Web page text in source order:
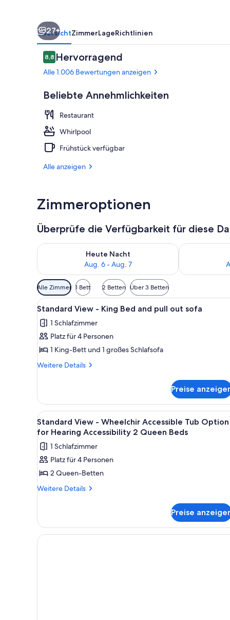
27+
ÜbersichtZimmerLageRichtlinien
Bewertungen
8,88,8 von 10.
Hervorragend
Alle 1.006 Bewertungen anzeigen
Beliebte Annehmlichkeiten
Restaurant
Whirlpool
Frühstück verfügbar
Alle anzeigen
Zimmeroptionen
Überprüfe die Verfügbarkeit für diese
Heute Nacht
Aug. 6 - Aug. 7
Überprüfe die Verfügbarkeit für heute Nacht, Aug. 6
Überprüfe
Verfügbare
Filter
für
Zimmer
Alle Zimmer 1 Bett 2 Betten Über 3 Betten
Alle
Fotos
für
Standard
View
-
and
pull
out
sofa
anzeigen
Zimmersafe, Schreibtisch,
5
Standard View - King Bed and pull out sofa
1 Schlafzimmer
Platz für 4 Personen
1 King-Bett und 1 großes Schlafsofa
Weitere Details
Weitere
View
King
Bed
pull
out
Preise
Alle
Fotos
für
Standard
View
-
Wheelchir
Option
for
Ein Hotelzimmer mit zwei
1
Standard View - Wheelchir Accessible Tub Option
for Hearing Accessibility 2 Queen Beds
1 Schlafzimmer
Platz für 4 Personen
2 Queen-Betten
Weitere Details
Weitere
View
Wheelchir
Preise